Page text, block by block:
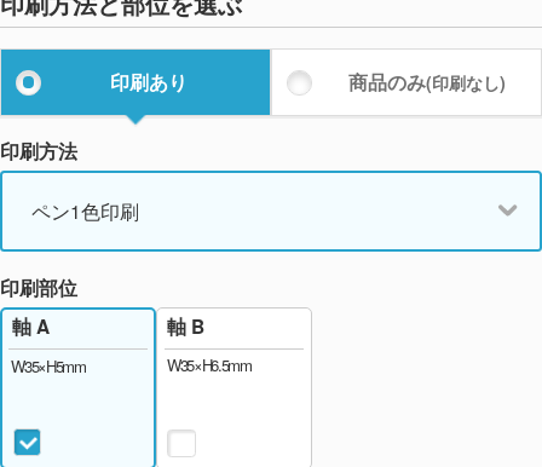
印刷あり 商品のみ(印刷なし)
印刷方法
ペン1色印刷
印刷部位
軸 A
W35×H5mm
軸 B
W35×H6.5mm